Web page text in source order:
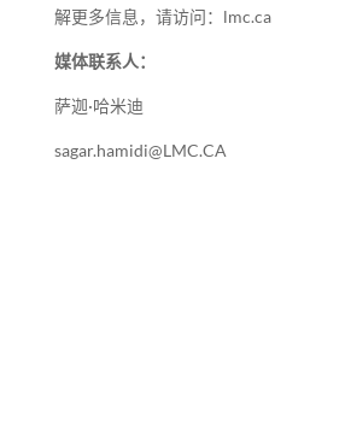
解更多信息，请访问：lmc.ca
媒体联系人：
萨迦·哈米迪
sagar.hamidi@LMC.CA